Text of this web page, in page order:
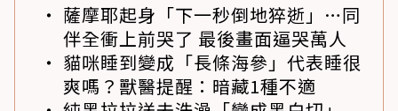
薩摩耶起身「下一秒倒地猝逝」…同
伴全衝上前哭了 最後畫面逼哭萬人
貓咪睡到變成「長條海參」代表睡很
爽嗎？獸醫提醒：暗藏1種不適